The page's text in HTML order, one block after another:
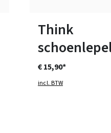
Think
€ 15,90*
incl. BTW